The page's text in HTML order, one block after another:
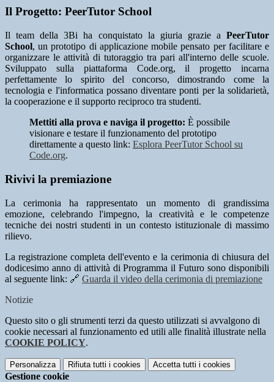
Il Progetto: PeerTutor School
Il team della 3Bi ha conquistato la giuria grazie a PeerTutor
School, un prototipo di applicazione mobile pensato per facilitare e
organizzare le attività di tutoraggio tra pari all'interno delle scuole.
Sviluppato sulla piattaforma Code.org, il progetto incarna
perfettamente lo spirito del concorso, dimostrando come la
tecnologia e l'informatica possano diventare ponti per la solidarietà,
la cooperazione e il supporto reciproco tra studenti.
Mettiti alla prova e naviga il progetto: È possibile
visionare e testare il funzionamento del prototipo
direttamente a questo link: Esplora PeerTutor School su
Code.org.
Rivivi la premiazione
La cerimonia ha rappresentato un momento di grandissima
emozione, celebrando l'impegno, la creatività e le competenze
tecniche dei nostri studenti in un contesto istituzionale di massimo
rilievo.
La registrazione completa dell'evento e la cerimonia di chiusura del
dodicesimo anno di attività di Programma il Futuro sono disponibili
al seguente link: 🔗 Guarda il video della cerimonia di premiazione
Notizie
Questo sito o gli strumenti terzi da questo utilizzati si avvalgono di
cookie necessari al funzionamento ed utili alle finalità illustrate nella
COOKIE POLICY.
Personalizza Rifiuta tutti i cookies Accetta tutti i cookies
Gestione cookie